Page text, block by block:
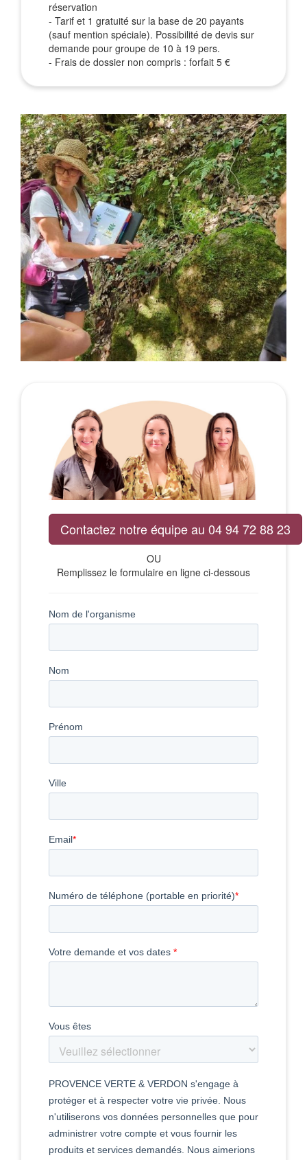
réservation
- Tarif et 1 gratuité sur la base de 20 payants
(sauf mention spéciale). Possibilité de devis sur
demande pour groupe de 10 à 19 pers.
- Frais de dossier non compris : forfait 5 €
Contactez notre équipe au 04 94 72 88 23
OU
Remplissez le formulaire en ligne ci-dessous